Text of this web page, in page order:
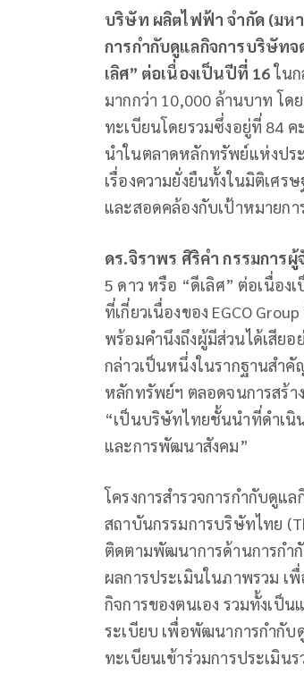
บริษัท ผลิตไฟฟ้า จำกัด (มห
การกำกับดูแลกิจการบริษัท
เลิศ” ต่อเนื่องเป็นปีที่ 16ใน
มากกว่า 10,000 ล้านบาท โ
ทะเบียนโดยรวมซึ่งอยู่ที่ 84
นำในตลาดหลักทรัพย์แห่งปร
เรื่องความยั่งยืนทั้งในมิติเศร
และสอดคล้องกับเป้าหมายก
ดร.จิราพร ศิริคำ กรรมการ
5 ดาว หรือ “ดีเลิศ” ต่อเนื่อง
ที่เกี่ยวเนื่องของ EGCO
พร้อมคำนึงถึงผู้มีส่วนได้เสียอ
กล่าวเป็นหนึ่งในรากฐานสำ
หลักทรัพย์ฯ ตลอดจนการสร้า
“เป็นบริษัทไทยชั้นนำที่ดำเนิ
และการพัฒนาสังคม”
โครงการสำรวจการกำกับดูแ
สถาบันกรรมการบริษัทไทย
ติดตามพัฒนาการด้านการกำ
ผลการประเมินในภาพรวม
กิจการของตนเอง รวมทั้งเป็
ระเบียบ เพื่อพัฒนาการกำกับ
ทะเบียนเข้าร่วมการประเมิ